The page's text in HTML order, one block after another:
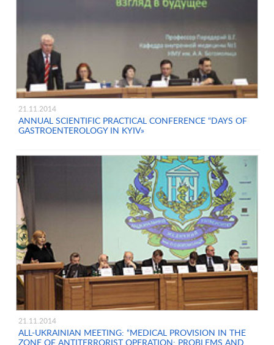
21.11.2014
ANNUAL SCIENTIFIC PRACTICAL CONFERENCE “DAYS OF
GASTROENTEROLOGY IN KYIV»
21.11.2014
ALL-UKRAINIAN MEETING: “MEDICAL PROVISION IN THE
ZONE OF ANTITERRORIST OPERATION: PROBLEMS AND